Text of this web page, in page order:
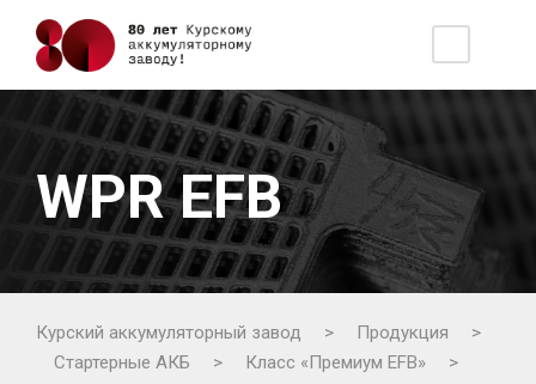
WPR EFB
Курский аккумуляторный завод > Продукция
>
Стартерные АКБ
> Класс «Премиум EFB»
>